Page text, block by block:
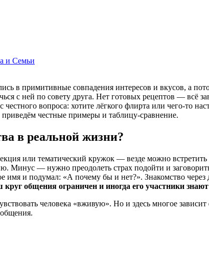
и Семьи
в примитивные совпадения интересов и вкусов, а
с ней по совету друга. Нет готовых рецептов —
вопроса: хотите лёгкого флирта или чего-то
честные примеры и таблицу-сравнение.
в реальной жизни?
или тематический кружок — везде можно
Минус — нужно преодолеть страх подойти и
и подумал: «А почему бы и нет?». Знакомство через
общения ограничен и иногда его участники
человека «вживую». Но и здесь многое зависит